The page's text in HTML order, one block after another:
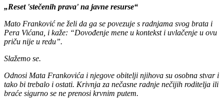
„Reset 'stečenih prava' na javne resurse“
Mato Franković ne želi da ga se povezuje s radnjama svog brata i
Pera Vićana, i kaže: “Dovođenje mene u kontekst i uvlačenje u ovu
priču nije u redu”.
Slažemo se.
Odnosi Mata Frankovića i njegove obitelji njihova su osobna stvar i
tako bi trebalo i ostati. Krivnja za nečasne radnje nečijih roditelja ili
braće sigurno se ne prenosi krvnim putem.